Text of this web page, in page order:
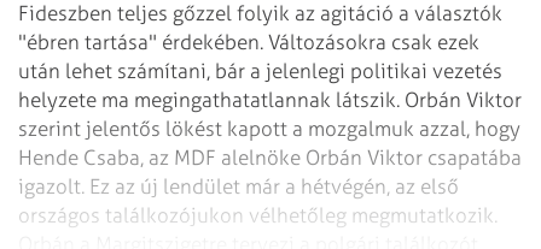
Fideszben teljes gőzzel folyik az agitáció a választók
"ébren tartása" érdekében. Változásokra csak ezek
után lehet számítani, bár a jelenlegi politikai vezetés
helyzete ma megingathatatlannak látszik. Orbán Viktor
szerint jelentős lökést kapott a mozgalmuk azzal, hogy
Hende Csaba, az MDF alelnöke Orbán Viktor csapatába
igazolt. Ez az új lendület már a hétvégén, az első
országos találkozójukon vélhetőleg megmutatkozik.